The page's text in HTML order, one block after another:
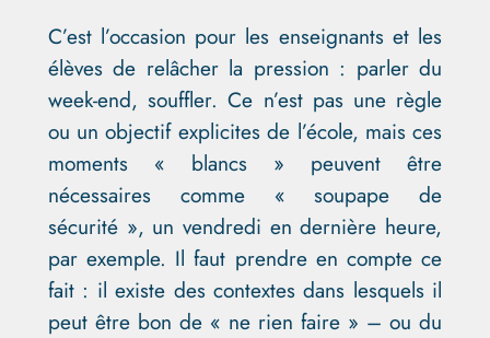
C’est l’occasion pour les enseignants et les
élèves de relâcher la pression : parler du
week-end, souffler. Ce n’est pas une règle
ou un objectif explicites de l’école, mais ces
moments « blancs » peuvent être
nécessaires comme « soupape de
sécurité », un vendredi en dernière heure,
par exemple. Il faut prendre en compte ce
fait : il existe des contextes dans lesquels il
peut être bon de « ne rien faire » – ou du